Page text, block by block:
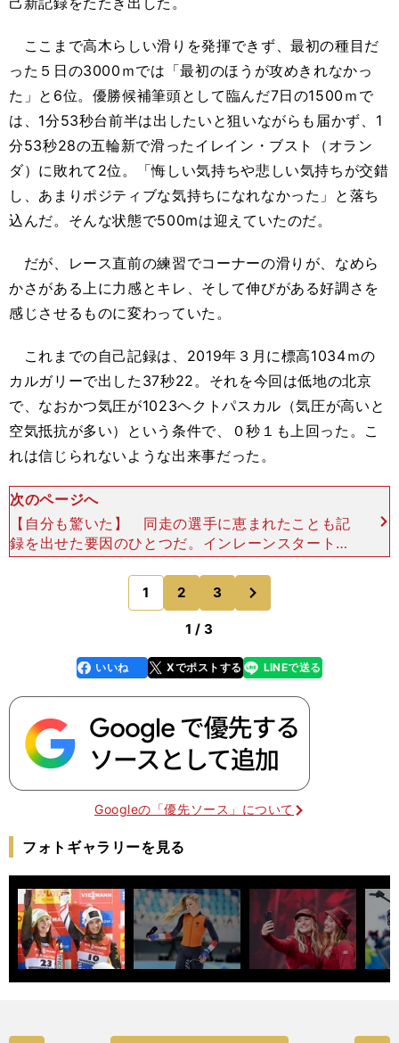
ここまで高木らしい滑りを発揮できず、最初の種目だ
った５日の3000ｍでは「最初のほうが攻めきれなかっ
た」と6位。優勝候補筆頭として臨んだ7日の1500ｍで
は、1分53秒台前半は出したいと狙いながらも届かず、1
分53秒28の五輪新で滑ったイレイン・ブスト（オラン
ダ）に敗れて2位。「悔しい気持ちや悲しい気持ちが交錯
し、あまりポジティブな気持ちになれなかった」と落ち
込んだ。そんな状態で500mは迎えていたのだ。
だが、レース直前の練習でコーナーの滑りが、なめら
かさがある上に力感とキレ、そして伸びがある好調さを
感じさせるものに変わっていた。
これまでの自己記録は、2019年３月に標高1034ｍの
カルガリーで出した37秒22。それを今回は低地の北京
で、なおかつ気圧が1023ヘクトパスカル（気圧が高いと
空気抵抗が多い）という条件で、０秒１も上回った。こ
れは信じられないような出来事だった。
次のページへ
【自分も驚いた】 同走の選手に恵まれたことも記
録を出せた要因のひとつだ。インレーンスタートだ
ったバネッサ・ヘルツォーク（オーストリア）は、
今季やや不調だったが、世界歴代6位の36秒83の
タイムを持っ
1 2 3
1 / 3
faceboo
k
いいね Xでポストする
line LINEで送る
Googleの「優先ソース」について
フォトギャラリーを見る